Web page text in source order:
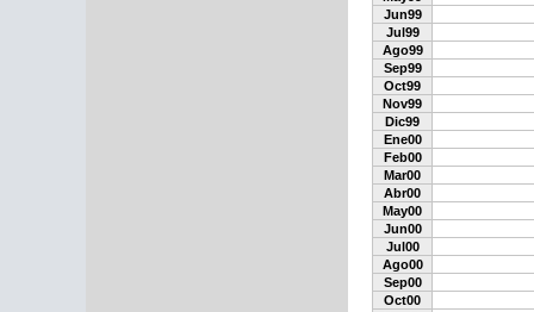
Jun99
Jul99
Ago99
Sep99
Oct99
Nov99
Dic99
Ene00
Feb00
Mar00
Abr00
May00
Jun00
Jul00
Ago00
Sep00
Oct00